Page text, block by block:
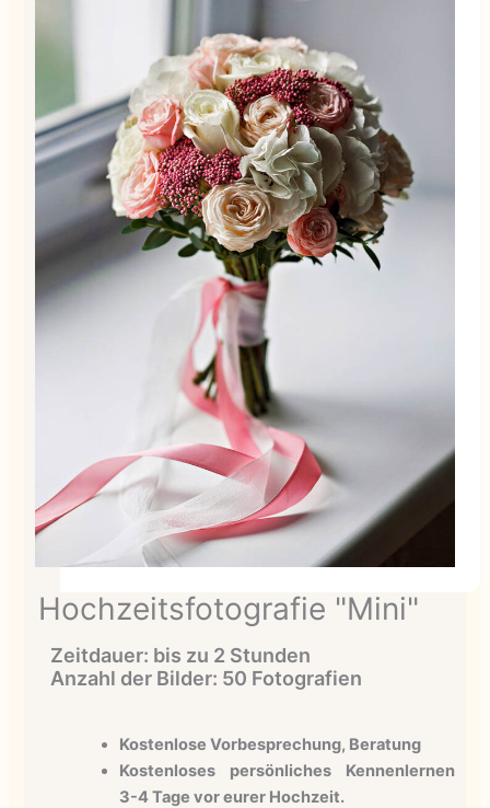
Hochzeitsfotografie "Mini"
Zeitdauer: bis zu 2 Stunden
Anzahl der Bilder: 50 Fotografien
Kostenlose Vorbesprechung, Beratung
Kostenloses persönliches Kennenlernen
3-4 Tage vor eurer Hochzeit.